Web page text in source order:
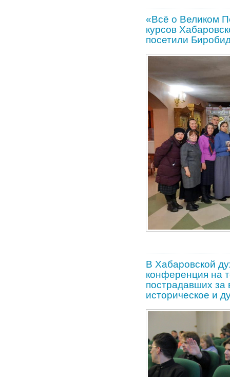
«Всё о Великом
курсов
посетили
В Хабаровской
конференция на
пострадавших за
историческое и